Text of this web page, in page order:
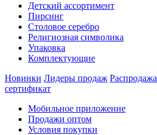
Детский ассортимент
Пирсинг
Столовое серебро
Религиозная символика
Упаковка
Комплектующие
Новинки Лидеры продаж Распродажа
сертификат
Мобильное приложение
Продажи оптом
Условия покупки